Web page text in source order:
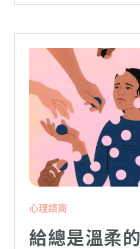
心理諮商
給總是溫柔